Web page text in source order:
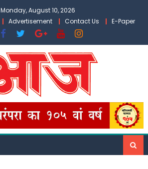
Monday, August 10, 2026
Advertisement Contact Us E-Paper